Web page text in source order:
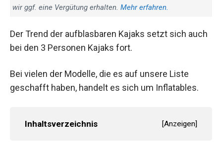
wir ggf. eine Vergütung erhalten. Mehr erfahren.
Der Trend der aufblasbaren Kajaks setzt sich auch
bei den 3 Personen Kajaks fort.
Bei vielen der Modelle, die es auf unsere Liste
geschafft haben, handelt es sich um Inflatables.
Inhaltsverzeichnis [Anzeigen]